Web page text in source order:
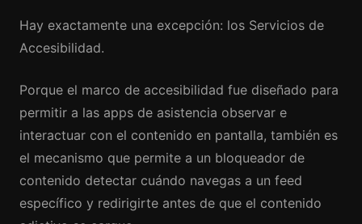
Hay exactamente una excepción: los Servicios de
Accesibilidad.
Porque el marco de accesibilidad fue diseñado para
permitir a las apps de asistencia observar e
interactuar con el contenido en pantalla, también es
el mecanismo que permite a un bloqueador de
contenido detectar cuándo navegas a un feed
específico y redirigirte antes de que el contenido